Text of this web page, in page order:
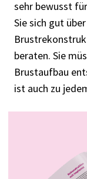
sehr bewusst
Sie sich gut
beraten. Sie
Brustaufbau
ist auch zu